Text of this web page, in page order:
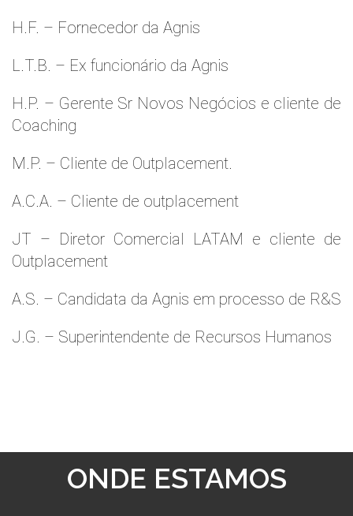
H.F. – Fornecedor da Agnis
L.T.B. – Ex funcionário da Agnis
H.P. – Gerente Sr Novos Negócios e cliente de
Coaching
M.P. – Cliente de Outplacement.
A.C.A. – Cliente de outplacement
JT – Diretor Comercial LATAM e cliente de
Outplacement
A.S. – Candidata da Agnis em processo de R&S
J.G. – Superintendente de Recursos Humanos
ONDE ESTAMOS